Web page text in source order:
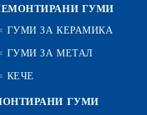
ГУМИ
ГУМИ ЗА КЕРАМИКА
ГУМИ ЗА МЕТАЛ
КЕЧЕ
ГУМИ